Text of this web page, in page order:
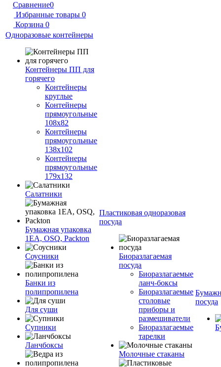
Сравнение0
Избранные товары 0
Корзина 0
Одноразовые контейнеры
Контейнеры ПП для
горячего
Контейнеры
круглые
Контейнеры
прямоугольные
108х82
Контейнеры
прямоугольные
138х102
Контейнеры
прямоугольные
179х132
Салатники
Бумажная упаковка
1ЕА, OSQ, Packton
Соусники
Банки из
полипропилена
Для суши
Супники
Ланчбоксы
Пластиковая одноразовая
посуда
Биоразлагаемая
посуда
Биоразлагаемые
ланч-боксы
Биоразлагаемые
столовые
приборы и
размешиватели
Биоразлагаемые
тарелки
Молочные стаканы
посуда